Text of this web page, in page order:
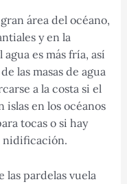
área del océano,
y en la
es más fría, así
las masas de agua
a la costa si el
islas en los océanos
tocas o si hay
nidificación.
las pardelas vuela